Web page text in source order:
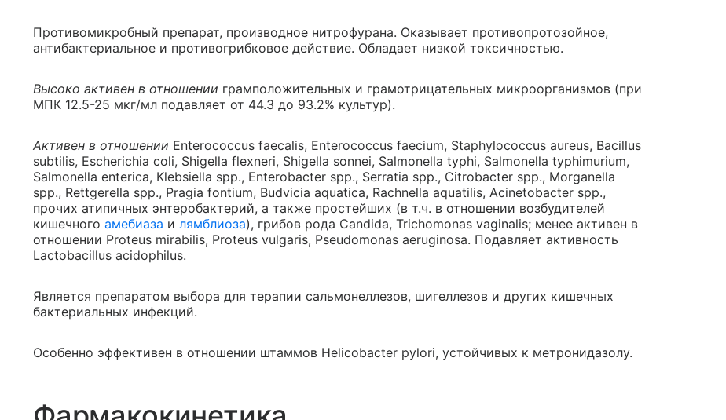
Противомикробный препарат, производное нитрофурана. Оказывает противопротозойное,
антибактериальное и противогрибковое действие. Обладает низкой токсичностью.
Высоко активен в отношении грамположительных и грамотрицательных микроорганизмов (при
МПК 12.5-25 мкг/мл подавляет от 44.3 до 93.2% культур).
Активен в отношении Enterococcus faecalis, Enterococcus faecium, Staphylococcus aureus, Bacillus
subtilis, Escherichia coli, Shigella flexneri, Shigella sonnei, Salmonella typhi, Salmonella typhimurium,
Salmonella enterica, Klebsiella spp., Enterobacter spp., Serratia spp., Citrobacter spp., Morganella
spp., Rettgerella spp., Pragia fontium, Budvicia aquatica, Rachnella aquatilis, Acinetobacter spp.,
прочих атипичных энтеробактерий, а также простейших (в т.ч. в отношении возбудителей
кишечного амебиаза и лямблиоза), грибов рода Candida, Trichomonas vaginalis; менее активен в
отношении Proteus mirabilis, Proteus vulgaris, Pseudomonas aeruginosa. Подавляет активность
Lactobacillus acidophilus.
Является препаратом выбора для терапии сальмонеллезов, шигеллезов и других кишечных
бактериальных инфекций.
Особенно эффективен в отношении штаммов Helicobacter pylori, устойчивых к метронидазолу.